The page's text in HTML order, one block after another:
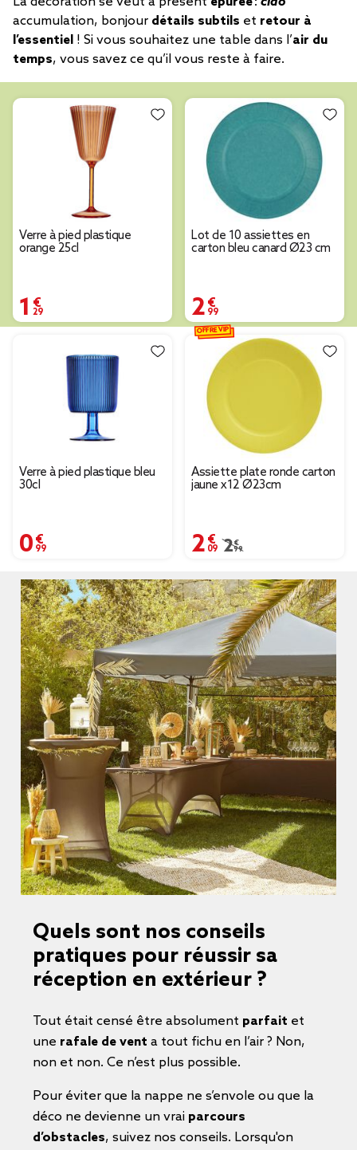
accumulation, bonjour détails subtils et retour à
l’essentiel ! Si vous souhaitez une table dans l’air du
temps, vous savez ce qu’il vous reste à faire.
Verre à pied plastique
orange 25cl
1,29 €
Lot de 10 assiettes en
carton bleu canard Ø23 cm
2,99 €
Verre à pied plastique bleu
30cl
0,99 €
Assiette plate ronde carton
jaune x12 Ø23cm
2,09 €
Prix remisé de 2,99 €
2,99 €
OFFRE VIP
Quels sont nos conseils
pratiques pour réussir sa
réception en extérieur ?
Tout était censé être absolument parfait et
une rafale de vent a tout fichu en l’air ? Non,
non et non. Ce n’est plus possible.
Pour éviter que la nappe ne s’envole ou que la
déco ne devienne un vrai parcours
d’obstacles, suivez nos conseils. Lorsqu'on